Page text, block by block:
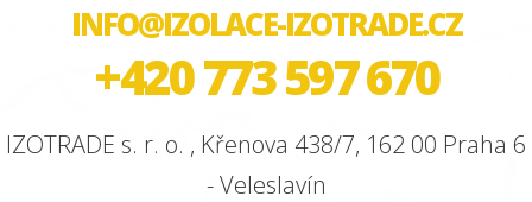
INFO@IZOLACE-IZOTRADE.CZ
+420 773 597 670
IZOTRADE s. r. o. , Křenova 438/7, 162 00 Praha 6
- Veleslavín